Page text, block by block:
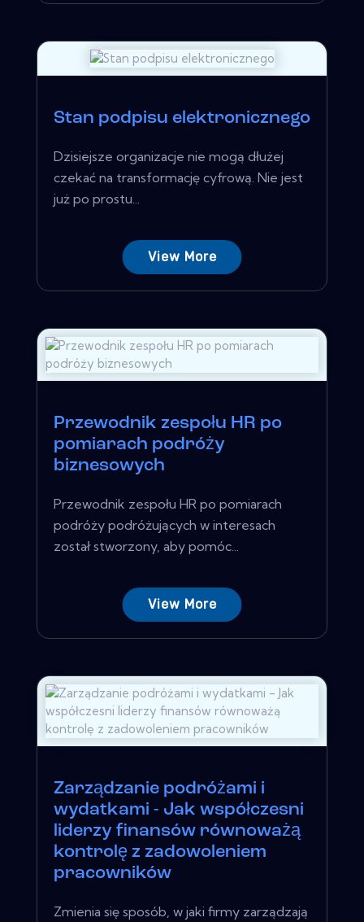
Stan podpisu elektronicznego
Dzisiejsze organizacje nie mogą dłużej
czekać na transformację cyfrową. Nie jest
już po prostu...
View More
Przewodnik zespołu HR po
pomiarach podróży
biznesowych
Przewodnik zespołu HR po pomiarach
podróży podróżujących w interesach
został stworzony, aby pomóc...
View More
Zarządzanie podróżami i
wydatkami - Jak współczesni
liderzy finansów równoważą
kontrolę z zadowoleniem
pracowników
Zmienia się sposób, w jaki firmy zarządzają